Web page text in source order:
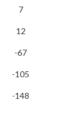
7
12
-67
-105
-148